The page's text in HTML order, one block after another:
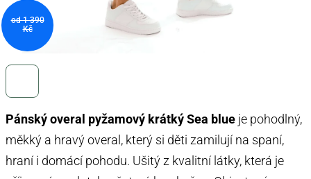
Pánský overal pyžamový krátký Sea blue je pohodlný,
měkký a hravý overal, který si děti zamilují na spaní,
hraní i domácí pohodu. Ušitý z kvalitní látky, která je
od 1 390
Kč